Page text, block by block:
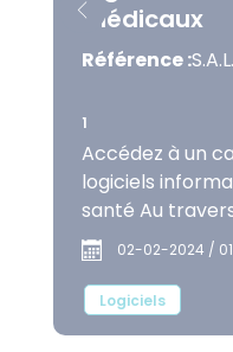
médicaux
Référence :
1
Accédez à un
logiciels
santé Au
extranet,
rapide à un
logiciels
santé : 225
02-02-2024 /
Logiciels